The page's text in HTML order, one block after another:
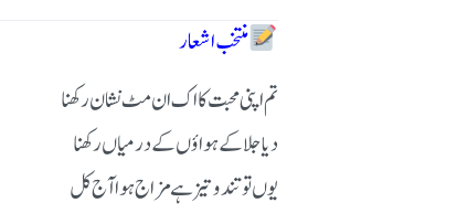
منتخب اشعار
تم اپنی محبت کا اک ان مٹ نشان رکھنا
دیا جلا کے ہواؤں کے درمیاں رکھنا
یوں تو تندو تیز ہے مزاج ہوا آج کل